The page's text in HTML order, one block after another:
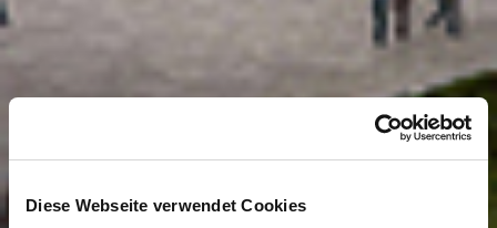
Diese Webseite verwendet Cookies